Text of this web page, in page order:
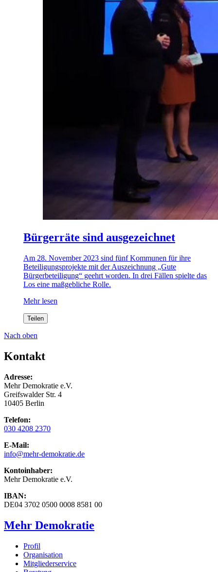
Bürgerräte sind ausgezeichnet
Am 28. November 2023 sind fünf Kommunen für ihre
Beteiligungsprojekte mit der Auszeichnung „Gute
Bürgerbeteiligung“ geehrt worden. In drei Fällen spielte das
Los eine maßgebliche Rolle.
Mehr lesen
Teilen
Nach oben
Kontakt
Adresse:
Mehr Demokratie e.V.
Greifswalder Str. 4
10405 Berlin
Telefon:
030 4208 2370
E-Mail:
info@mehr-demokratie.de
Kontoinhaber:
Mehr Demokratie e.V.
IBAN:
DE04 3702 0500 0008 8581 00
Mehr Demokratie
Profil
Organisation
Mitgliederservice